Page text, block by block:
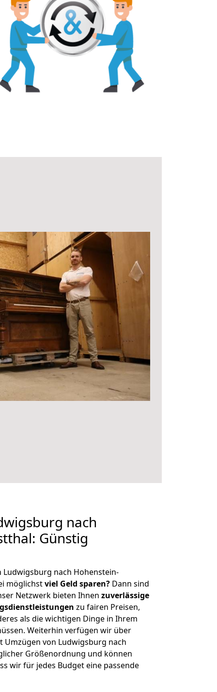
nach
Günstig
Ludwigsburg nach Hohenstein-
möglichstviel Geld sparen? Dann sind
Netzwerk bieten Ihnen zuverlässige
zu fairen Preisen,
als die wichtigen Dinge in Ihrem
Weiterhin verfügen wir über
von Ludwigsburg nach
Größenordnung und können
wir für jedes Budget eine passende